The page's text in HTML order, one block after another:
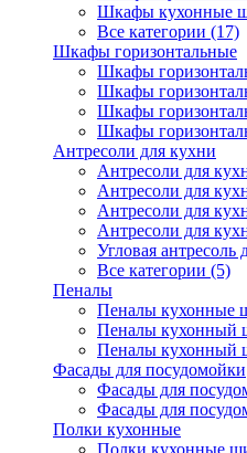
Шкафы кухонные
Все категории (17)
Шкафы горизонтальные
Шкафы
Шкафы
Шкафы
Шкафы
Антресоли для кухни
Антресоли для
Антресоли для
Антресоли для
Антресоли для
Угловая антресоль
Все категории (5)
Пеналы
Пеналы кухонные
Пеналы кухонный
Пеналы кухонный
Фасады для посудомойки
Фасады для
Фасады для
Полки кухонные
Полки кухонные